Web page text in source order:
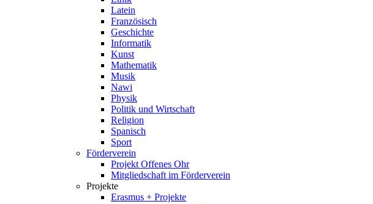
Latein
Französisch
Geschichte
Informatik
Kunst
Mathematik
Musik
Nawi
Physik
Politik und Wirtschaft
Religion
Spanisch
Sport
Förderverein
Projekt Offenes Ohr
Mitgliedschaft im Förderverein
Projekte
Erasmus + Projekte